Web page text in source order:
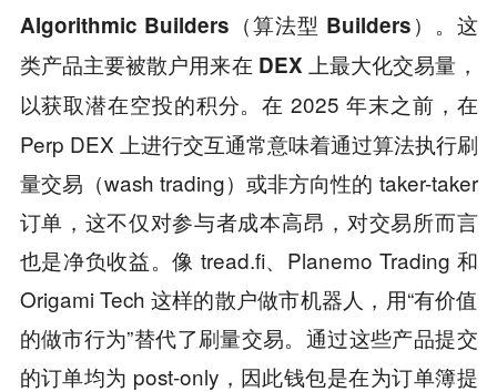
Algorithmic Builders（算法型 Builders）。这
类产品主要被散户用来在 DEX 上最大化交易量，
以获取潜在空投的积分。在 2025 年末之前，在
Perp DEX 上进行交互通常意味着通过算法执行刷
量交易（wash trading）或非方向性的 taker-taker
订单，这不仅对参与者成本高昂，对交易所而言
也是净负收益。像 tread.fi、Planemo Trading 和
Origami Tech 这样的散户做市机器人，用“有价值
的做市行为”替代了刷量交易。通过这些产品提交
的订单均为 post-only，因此钱包是在为订单簿提